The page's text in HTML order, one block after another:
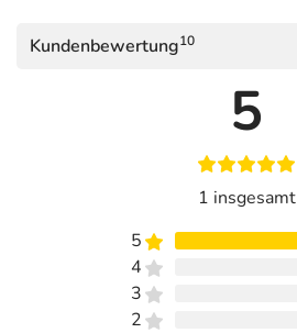
Kundenbewertung10
5
1 insgesamt
5
4
3
2